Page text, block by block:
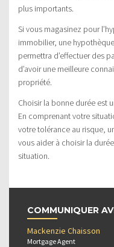
plus importants.
Si vous magasinez pour
immobilier, une
permettra d’effectuer des
d’avoir une meilleure
propriété.
Choisir la bonne durée est
En comprenant votre
votre tolérance au risque,
vous aider à choisir la
situation.
COMMUNIQUER
Mackenzie Chaisson
Mortgage Agent